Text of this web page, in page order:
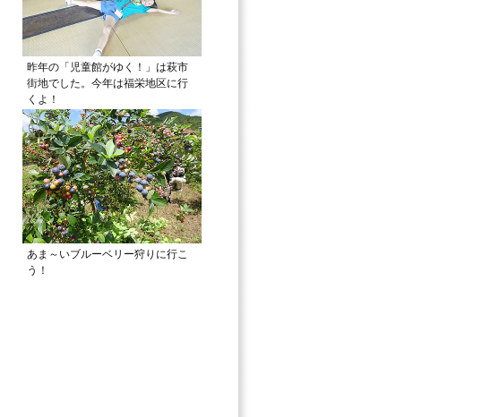
昨年の「児童館がゆく！」は萩市
街地でした。今年は福栄地区に行
くよ！
あま～いブルーベリー狩りに行こ
う！